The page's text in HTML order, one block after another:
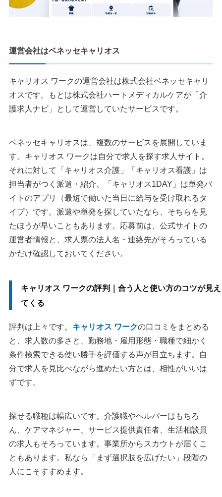
運営会社はベネッセキャリオス
キャリオス ワークの運営会社は株式会社ベネッセキャリ
オスです。もとは株式会社ハートメディカルケアが「介
護求人ナビ」として運営していたサービスです。
ベネッセキャリオスは、複数のサービスを展開していま
す。キャリオス ワークは自分で求人を探す求人サイト。
それに対して「キャリオス介護」「キャリオス看護」は
担当者がつく派遣・紹介、「キャリオス1DAY」は単発バ
イトのアプリ（最短で働いた当日に給与を受け取れるタ
イプ）です。派遣や単発を探していたなら、そちらを見
たほうが早いこともあります。応募前は、公式サイトの
運営者情報と、求人票の法人名・連絡先がそろっている
かだけ確認しておいてください。
キャリオス ワークの評判｜合う人と使い方のコツが見え
てくる
評判は上々です。 キャリオス ワークの口コミをまとめる
と、求人数の多さと、勤務地・雇用形態・職種で細かく
条件検索できる使い勝手を評価する声が目立ちます。自
分で求人を見比べながら進めたい方とは、相性がいいは
ずです。
探せる職種は幅広いです。介護職やヘルパーはもちろ
ん、ケアマネジャー、サービス提供責任者、生活相談員
の求人もそろっています。事業所からスカウトが届くこ
ともあります。私なら「まず選択肢を広げたい」段階の
人にこそすすめます。